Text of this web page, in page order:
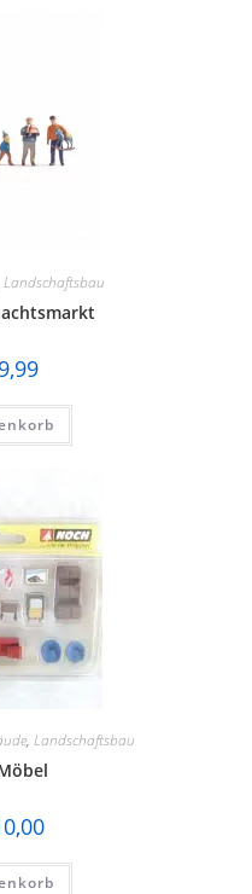
Landschaftsbau
9,99
, Landschaftsbau